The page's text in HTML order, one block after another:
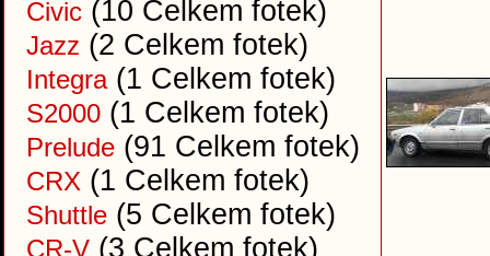
Civic (10 Celkem fotek)
Jazz (2 Celkem fotek)
Integra(1 Celkem fotek)
S2000 (1 Celkem fotek)
Prelude (91 Celkem fotek)
CRX (1 Celkem fotek)
Shuttle (5 Celkem fotek)
CR-V (3 Celkem fotek)